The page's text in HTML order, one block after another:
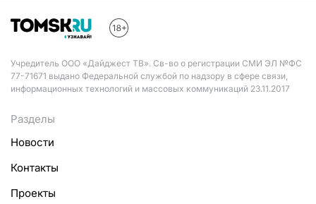
Учредитель ООО «Дайджест ТВ». Св-во о регистрации СМИ ЭЛ №ФС
77-71671 выдано Федеральной службой по надзору в сфере связи,
информационных технологий и массовых коммуникаций 23.11.2017
Разделы
Новости
Контакты
Проекты